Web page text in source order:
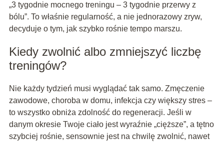
„3 tygodnie mocnego treningu – 3 tygodnie przerwy z
bólu”. To właśnie regularność, a nie jednorazowy zryw,
decyduje o tym, jak szybko rośnie tempo marszu.
Kiedy zwolnić albo zmniejszyć liczbę
treningów?
Nie każdy tydzień musi wyglądać tak samo. Zmęczenie
zawodowe, choroba w domu, infekcja czy większy stres –
to wszystko obniża zdolność do regeneracji. Jeśli w
danym okresie Twoje ciało jest wyraźnie „cięższe”, a tętno
szybciej rośnie, sensownie jest na chwilę zwolnić, nawet